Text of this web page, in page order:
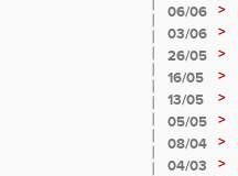
06/06
>
03/06
>
26/05
>
16/05
>
13/05
>
05/05
>
08/04
>
04/03
>